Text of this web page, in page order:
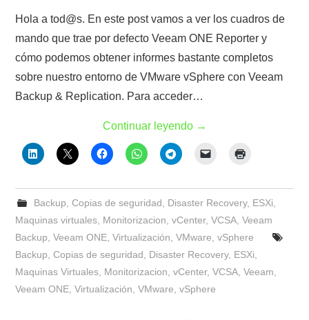
Hola a tod@s. En este post vamos a ver los cuadros de
mando que trae por defecto Veeam ONE Reporter y
cómo podemos obtener informes bastante completos
sobre nuestro entorno de VMware vSphere con Veeam
Backup & Replication. Para acceder…
Continuar leyendo →
Backup Copias de seguridad Disaster Recovery, ESXi
Maquinas virtuales Monitorizacion ,vCenter,VCSA ,Veeam
Backup ,Veeam ONE ,Virtualización ,VMware ,vSphere
Backup ,Copias de seguridad Disaster Recovery, ESXi
Maquinas Virtuales Monitorizacion ,vCenter,VCSA ,Veeam
Veeam ONE ,Virtualización ,VMware ,vSphere